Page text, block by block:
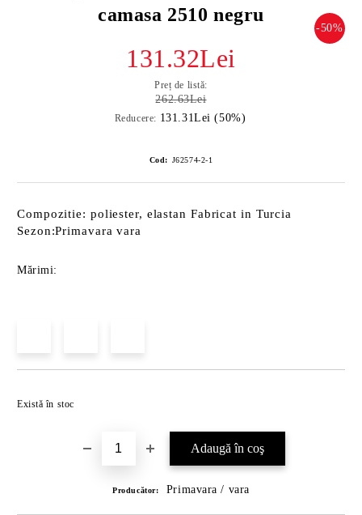
camasa 2510 negru
-50%
131.32Lei
Preț de listă:
262.63Lei
Reducere: 131.31Lei (50%)
Cod: J62574-2-1
Compozitie: poliester, elastan Fabricat in Turcia
Sezon:Primavara vara
Mărimi:
Există în stoc
Producător: Primavara / vara